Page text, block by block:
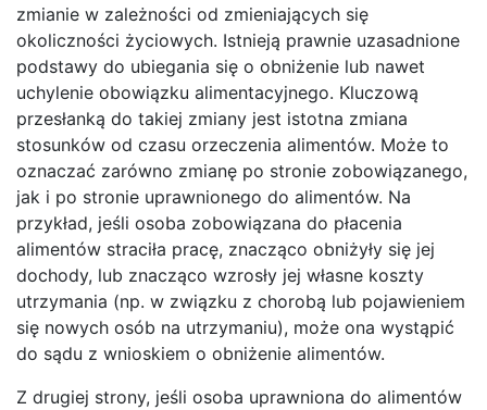
zmianie w zależności od zmieniających się
okoliczności życiowych. Istnieją prawnie uzasadnione
podstawy do ubiegania się o obniżenie lub nawet
uchylenie obowiązku alimentacyjnego. Kluczową
przesłanką do takiej zmiany jest istotna zmiana
stosunków od czasu orzeczenia alimentów. Może to
oznaczać zarówno zmianę po stronie zobowiązanego,
jak i po stronie uprawnionego do alimentów. Na
przykład, jeśli osoba zobowiązana do płacenia
alimentów straciła pracę, znacząco obniżyły się jej
dochody, lub znacząco wzrosły jej własne koszty
utrzymania (np. w związku z chorobą lub pojawieniem
się nowych osób na utrzymaniu), może ona wystąpić
do sądu z wnioskiem o obniżenie alimentów.
Z drugiej strony, jeśli osoba uprawniona do alimentów